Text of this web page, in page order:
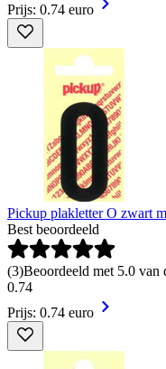
Prijs: 0.74 euro
Pickup plakletter O zwart
Best beoordeeld
(3)Beoordeeld met 5.0 van
0.74
Prijs: 0.74 euro